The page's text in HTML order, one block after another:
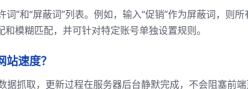
”和“屏蔽词”列表。例如，输入“促销”作为屏蔽词，则所
模糊匹配，并可针对特定账号单独设置规则。
速度？
抓取，更新过程在服务器后台静默完成，不会阻塞前端